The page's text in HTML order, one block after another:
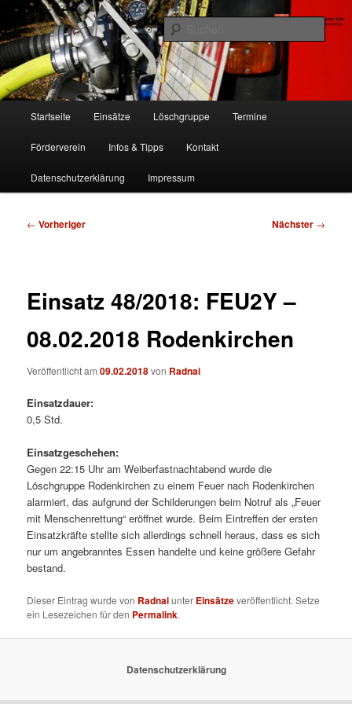
Zum
primären
Inhalt
springenFF Köln, LG RD
Freiwillige Feuerwehr Köln, Löschgruppe Rodenkirchen
Startseite Einsätze Löschgruppe Termine
Förderverein Infos & Tipps Kontakt
Datenschutzerklärung Impressum
Beitragsnavigation
← Vorheriger Nächster →
Einsatz 48/2018: FEU2Y –
08.02.2018 Rodenkirchen
Veröffentlicht am09.02.2018von Radnai
Einsatzdauer:
0,5 Std.
Einsatzgeschehen:
Gegen 22:15 Uhr am Weiberfastnachtabend wurde die
Löschgruppe Rodenkirchen zu einem Feuer nach Rodenkirchen
alarmiert, das aufgrund der Schilderungen beim Notruf als „Feuer
mit Menschenrettung“ eröffnet wurde. Beim Eintreffen der ersten
Einsatzkräfte stellte sich allerdings schnell heraus, dass es sich
nur um angebranntes Essen handelte und keine größere Gefahr
bestand.
Dieser Eintrag wurde von Radnaiunter Einsätzeveröffentlicht. Setze
ein Lesezeichen für den Permalink.
Datenschutzerklärung